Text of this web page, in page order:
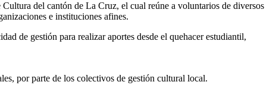
del cantón de La Cruz, el cual reúne a voluntarios de diversos
e instituciones afines.
de gestión para realizar aportes desde el quehacer estudiantil,
por parte de los colectivos de gestión cultural local.